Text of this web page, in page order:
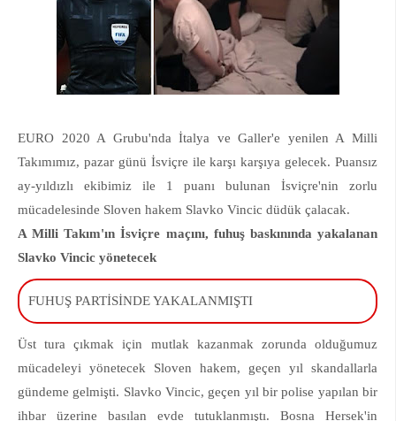
EURO 2020 A Grubu'nda İtalya ve Galler'e yenilen A Milli
Takımımız, pazar günü İsviçre ile karşı karşıya gelecek. Puansız
ay-yıldızlı ekibimiz ile 1 puanı bulunan İsviçre'nin zorlu
mücadelesinde Sloven hakem Slavko Vincic düdük çalacak.
A Milli Takım'ın İsviçre maçını, fuhuş baskınında yakalanan
Slavko Vincic yönetecek
FUHUŞ PARTİSİNDE YAKALANMIŞTI
Üst tura çıkmak için mutlak kazanmak zorunda olduğumuz
mücadeleyi yönetecek Sloven hakem, geçen yıl skandallarla
gündeme gelmişti. Slavko Vincic, geçen yıl bir polise yapılan bir
ihbar üzerine basılan evde tutuklanmıştı. Bosna Hersek'in